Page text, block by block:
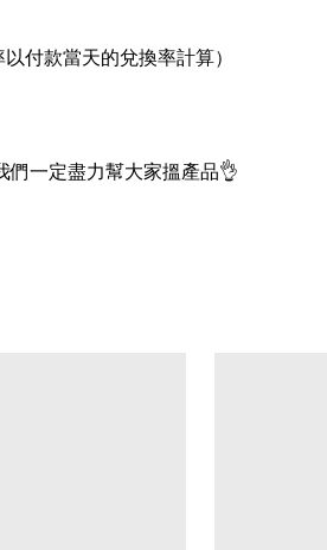
付款當天的兌換率計算）
們一定盡力幫大家搵產品👌